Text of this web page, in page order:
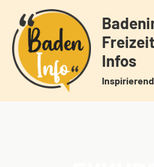
Inhalt
springen
Infos